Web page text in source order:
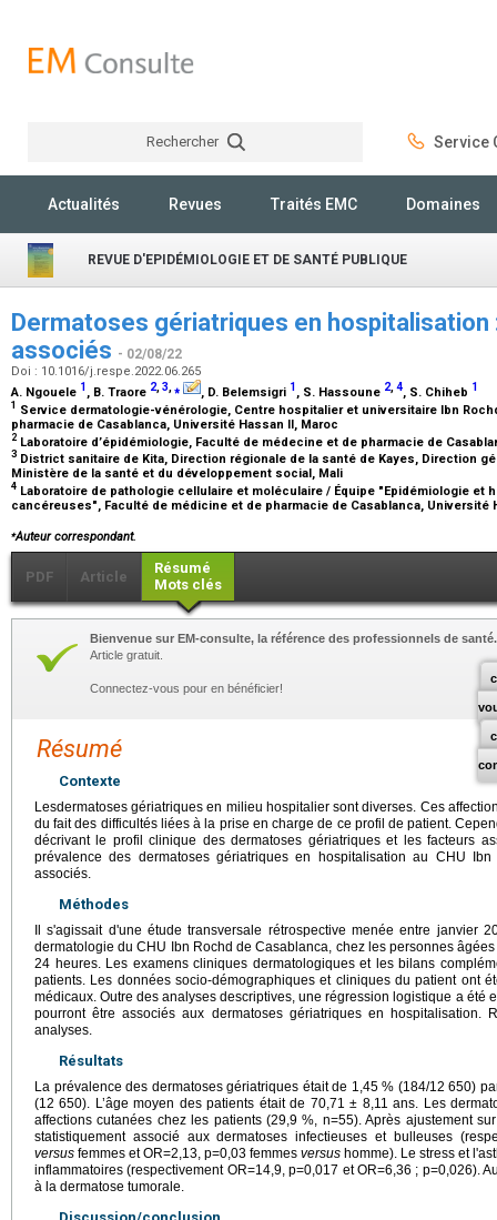
Rechercher Service
Actualités Revues Traités EMC Domaines
REVUE D'EPIDÉMIOLOGIE ET DE SANTÉ PUBLIQUE
Dermatoses gériatriques en
associés - 02/08/22
Doi : 10.1016/j.respe.2022.06.265
A. Ngouele 1 , B. Traore 2,3,⁎ , D. Belemsigri 1 , S. Hassoune 2,4, S. Chiheb 1
1 Service dermatologie-vénérologie, Centre hospitalier et universitaire Ibn
pharmacie de Casablanca, Université Hassan II, Maroc
2 Laboratoire d’épidémiologie, Faculté de médecine et de pharmacie de
3 District sanitaire de Kita, Direction régionale de la santé de Kayes, Direction
Ministère de la santé et du développement social, Mali
4 Laboratoire de pathologie cellulaire et moléculaire / Équipe "Epidémiologie et
cancéreuses", Faculté de médicine et de pharmacie de Casablanca, Université
⁎Auteur correspondant.
PDF Article
Résumé
Mots clés
Bienvenue sur EM-consulte, la référence des professionnels de santé.
Article gratuit.
Connectez-vous pour en bénéficier!
Résumé
Contexte
Lesdermatoses gériatriques en milieu hospitalier sont diverses. Ces
du fait des difficultés liées à la prise en charge de ce profil de patient.
décrivant le profil clinique des dermatoses gériatriques et les facteurs
prévalence des dermatoses gériatriques en hospitalisation au CHU
associés.
Méthodes
Il s'agissait d'une étude transversale rétrospective menée entre janvier
dermatologie du CHU Ibn Rochd de Casablanca, chez les personnes
24 heures. Les examens cliniques dermatologiques et les bilans
patients. Les données socio-démographiques et cliniques du patient ont
médicaux. Outre des analyses descriptives, une régression logistique a été
pourront être associés aux dermatoses gériatriques en hospitalisation.
analyses.
Résultats
La prévalence des dermatoses gériatriques était de 1,45 % (184/12 650)
(12 650). L’âge moyen des patients était de 70,71 ± 8,11 ans. Les
affections cutanées chez les patients (29,9 %, n=55). Après ajustement
statistiquement associé aux dermatoses infectieuses et bulleuses
versus femmes et OR=2,13, p=0,03 femmes versus homme). Le stress et
inflammatoires (respectivement OR=14,9, p=0,017 et OR=6,36 ; p=0,026).
à la dermatose tumorale.